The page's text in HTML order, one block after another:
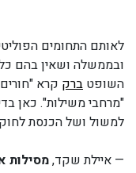
לאותם התחומים
ובממשלה ושאין בהם
השופט ברק קרא
"מרחבי משילות". כאן
למשול ושל הכנסת
— איילת שקד,מסילות